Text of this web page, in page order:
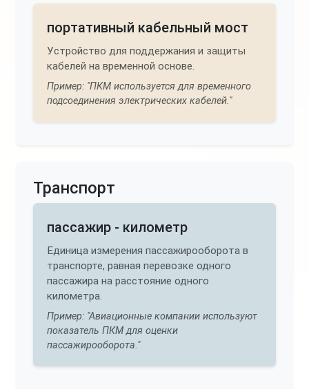
портативный кабельный мост
Устройство для поддержания и защиты
кабелей на временной основе.
Пример: "ПКМ используется для временного
подсоединения электрических кабелей."
Транспорт
пассажир - километр
Единица измерения пассажирооборота в
транспорте, равная перевозке одного
пассажира на расстояние одного
километра.
Пример: "Авиационные компании используют
показатель ПКМ для оценки
пассажирооборота."